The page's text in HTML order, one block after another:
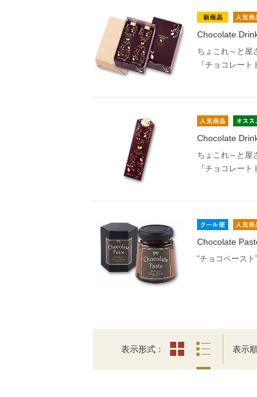
Chocolate
ちょこれ～と屋
『チョコレート
Chocolate
ちょこれ～と屋
『チョコレート
Chocolate
“チョコペース
表示形式 表示